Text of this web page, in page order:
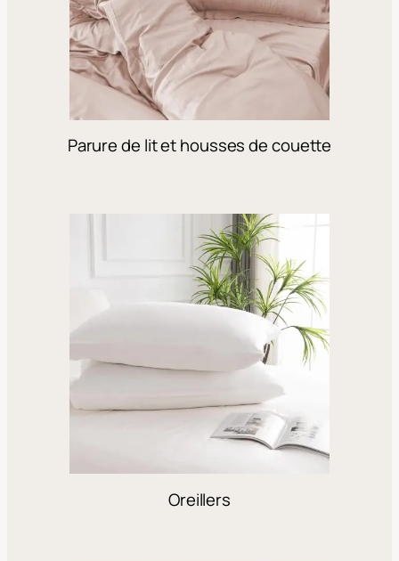
Parure de lit et housses de couette
Oreillers